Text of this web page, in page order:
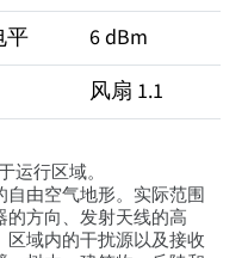
平
6 dBm
风扇 1.1
运行区域。
由空气地形。实际范围
方向、发射天线的高
域内的干扰源以及接收